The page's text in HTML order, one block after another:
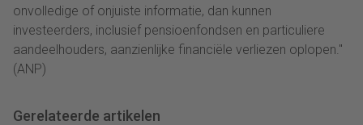
onvolledige of onjuiste informatie, dan kunnen
investeerders, inclusief pensioenfondsen en particuliere
aandeelhouders, aanzienlijke financiële verliezen oplopen."
(ANP)
Gerelateerde artikelen